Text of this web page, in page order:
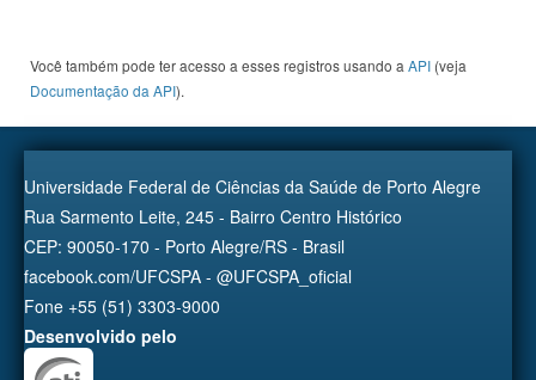
Você também pode ter acesso a esses registros usando a API (veja
Documentação da API).
Universidade Federal de Ciências da Saúde de Porto Alegre
Rua Sarmento Leite, 245 - Bairro Centro Histórico
CEP: 90050-170 - Porto Alegre/RS - Brasil
facebook.com/UFCSPA - @UFCSPA_oficial
Fone +55 (51) 3303-9000
Desenvolvido pelo